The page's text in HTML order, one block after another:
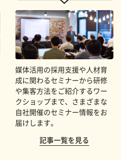
媒体活用の採用支援や人材育
成に関わるセミナーから研修
や集客方法をご紹介するワー
クショップまで、さまざまな
自社開催のセミナー情報をお
届けします。
記事一覧を見る